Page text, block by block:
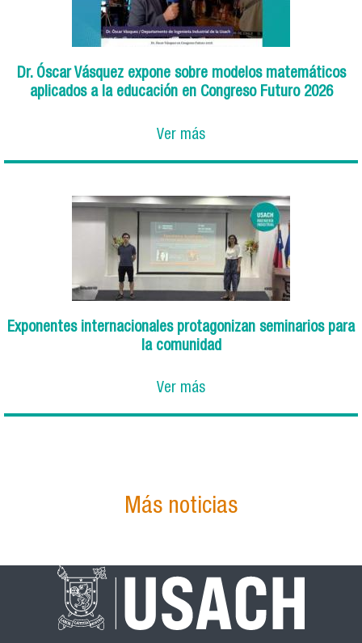
Dr. Óscar Vásquez expone sobre modelos matemáticos
aplicados a la educación en Congreso Futuro 2026
Ver más
Exponentes internacionales protagonizan seminarios para
la comunidad
Ver más
Más noticias